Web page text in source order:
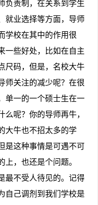
负责制，在关系到学生
就业选择等方面，导师
学校在其中的作用很
一些好处，比如在自主
尺码，但是，名校大牛
师关注的减少呢？在很
单一的一个硕士生在一
呢？你的导师再牛，
大牛也不招太多的学
是这种事情是可遇不可
上，也还是个问题。
最不受人待见的。记得
自己调剂到我们学校是